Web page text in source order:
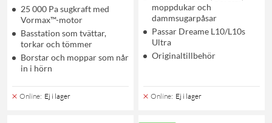
25 000 Pa sugkraft med
Vormax™-motor
Basstation som tvättar,
torkar och tömmer
Borstar och moppar som når
in i hörn
Online: Ej i lager
moppdukar och
dammsugarpåsar
Passar Dreame L10/L10s
Ultra
Originaltillbehör
Online: Ej i lager